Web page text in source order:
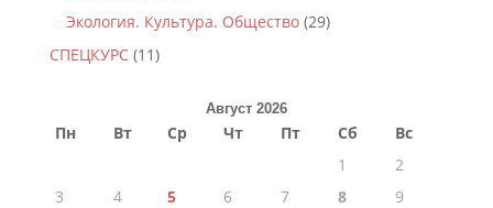
Экология. Культура. Общество(29)
СПЕЦКУРС(11)
Август 2026
Пн Вт Ср Чт Пт Сб
Вс
1
2
3
4 5 6 7 8
9